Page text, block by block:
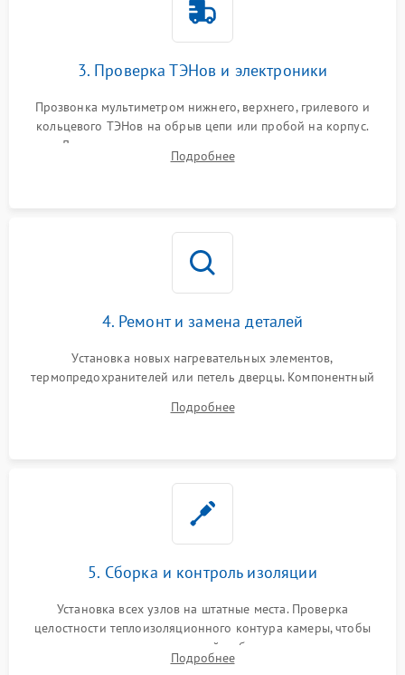
3. Проверка ТЭНов и электроники
Прозвонка мультиметром нижнего, верхнего, грилевого и
кольцевого ТЭНов на обрыв цепи или пробой на корпус.
Диагностика термостата, датчиков температуры,
переключателя режимов и мотора конвекции.
Подробнее
4. Ремонт и замена деталей
Установка новых нагревательных элементов,
термопредохранителей или петель дверцы. Компонентный
выгоревших реле, восстановление контактов и замена
Подробнее
5. Сборка и контроль изоляции
Установка всех узлов на штатные места. Проверка
целостности теплоизоляционного контура камеры, чтобы
исключить перегрев кухонной мебели и потерю тепла.
Надежная фиксация клемм и сборка корпуса шкафа.
Подробнее